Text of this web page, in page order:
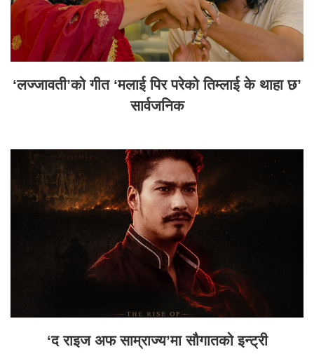
‘लज्जावती’को गीत ‘मलाई पिर परेको तिम्लाई के थाहा छ’
सार्वजनिक
‘द राइज अफ साम्राज्य’मा सौगातको इन्ट्री